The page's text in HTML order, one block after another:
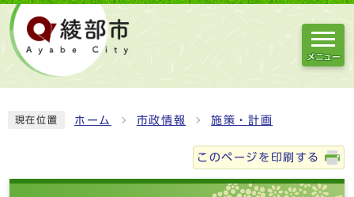
メニュー
現在位置 ホーム 市政情報 施策・計画
このページを印刷する